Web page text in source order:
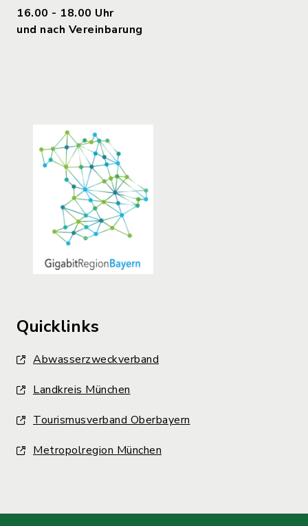
16.00 - 18.00 Uhr
und nach Vereinbarung
Quicklinks
Abwasserzweckverband
Landkreis München
Tourismusverband Oberbayern
Metropolregion München